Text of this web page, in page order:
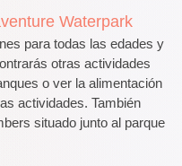
Waterpark
para todas las edades y
otras actividades
o ver la alimentación
actividades. También
situado junto al parque